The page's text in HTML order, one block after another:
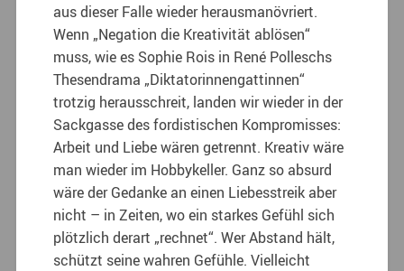
aus dieser Falle wieder her­ausmanövriert.
Wenn „Negation die Kreativität ablösen“
muss, wie es Sophie Rois in René Polleschs
Thesendrama „Diktatorinnengattinnen“
trotzig herausschreit, landen wir wieder in der
Sackgasse des fordistischen Kompromisses:
Arbeit und Liebe wären getrennt. Kreativ wäre
man wieder im Hobby­keller. Ganz so absurd
wäre der Gedanke an einen Liebesstreik aber
nicht – in Zeiten, wo ein starkes Gefühl sich
plötzlich derart „rechnet“. Wer Abstand hält,
schützt seine wahren Gefühle. Vielleicht